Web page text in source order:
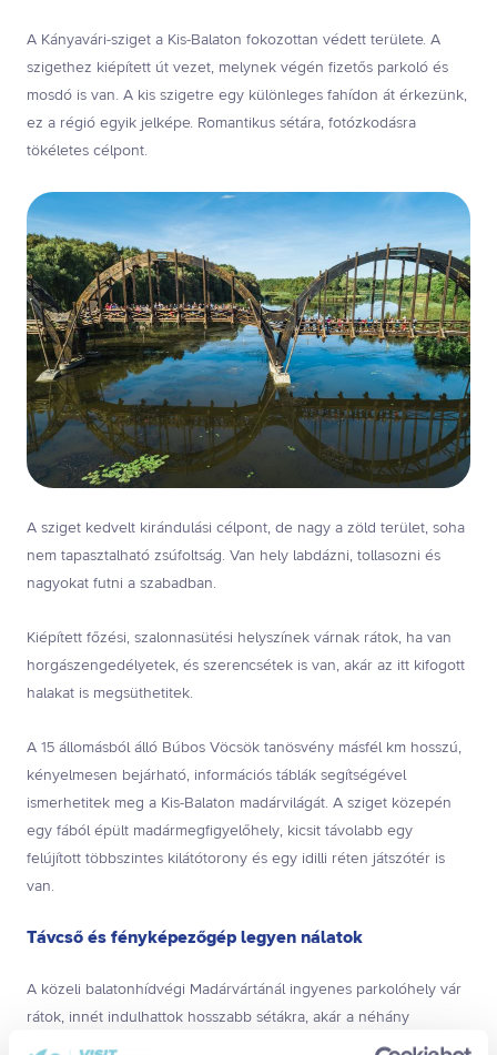
A Kányavári-sziget a Kis-Balaton fokozottan védett területe. A
szigethez kiépített út vezet, melynek végén fizetős parkoló és
mosdó is van. A kis szigetre egy különleges fahídon át érkezünk,
ez a régió egyik jelképe. Romantikus sétára, fotózkodásra
tökéletes célpont.
A sziget kedvelt kirándulási célpont, de nagy a zöld terület, soha
nem tapasztalható zsúfoltság. Van hely labdázni, tollasozni és
nagyokat futni a szabadban.
Kiépített főzési, szalonnasütési helyszínek várnak rátok, ha van
horgászengedélyetek, és szerencsétek is van, akár az itt kifogott
halakat is megsüthetitek.
A 15 állomásból álló Búbos Vöcsök tanösvény másfél km hosszú,
kényelmesen bejárható, információs táblák segítségével
ismerhetitek meg a Kis-Balaton madárvilágát. A sziget közepén
egy fából épült madármegfigyelőhely, kicsit távolabb egy
felújított többszintes kilátótorony és egy idilli réten játszótér is
van.
Távcső és fényképezőgép legyen nálatok
A közeli balatonhídvégi Madárvártánál ingyenes parkolóhely vár
rátok, innét indulhattok hosszabb sétákra, akár a néhány
kilométernyi távolságra levő Kányavári-szigetre is, vagy